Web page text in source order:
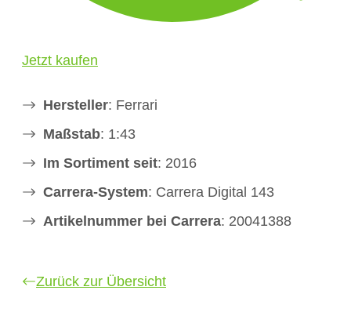
Jetzt kaufen
Hersteller: Ferrari
Maßstab: 1:43
Im Sortiment seit: 2016
Carrera-System: Carrera Digital 143
Artikelnummer bei Carrera: 20041388
Zurück zur Übersicht